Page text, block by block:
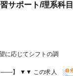
サポート/理系科
に応じてシフトの調
――】 ▼▼ この求人